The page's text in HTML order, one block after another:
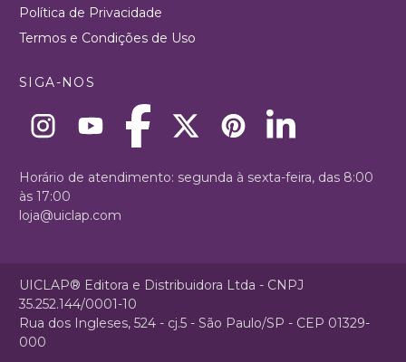
Política de Privacidade
Termos e Condições de Uso
SIGA-NOS
Horário de atendimento: segunda à sexta-feira, das 8:00
às 17:00
loja@uiclap.com
UICLAP® Editora e Distribuidora Ltda - CNPJ
35.252.144/0001-10
Rua dos Ingleses, 524 - cj.5 - São Paulo/SP - CEP 01329-
000